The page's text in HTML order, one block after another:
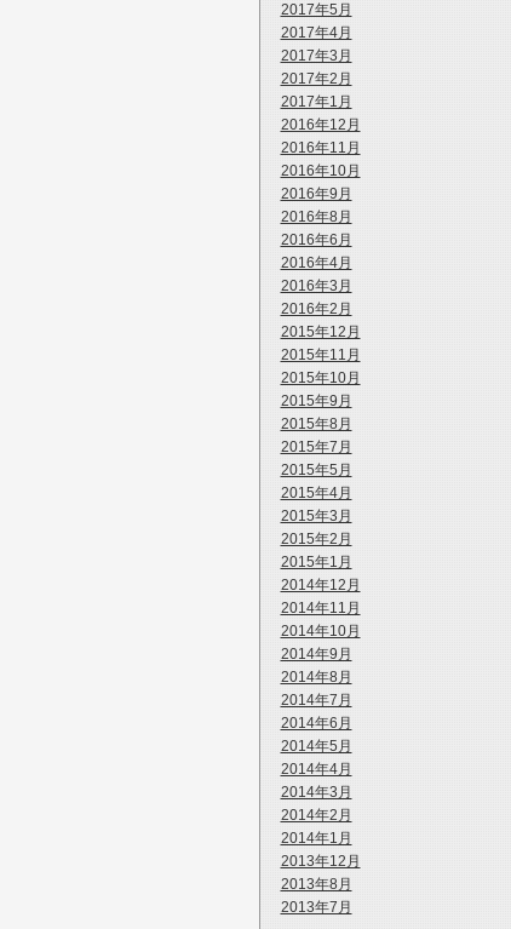
2017年5月
2017年4月
2017年3月
2017年2月
2017年1月
2016年12月
2016年11月
2016年10月
2016年9月
2016年8月
2016年6月
2016年4月
2016年3月
2016年2月
2015年12月
2015年11月
2015年10月
2015年9月
2015年8月
2015年7月
2015年5月
2015年4月
2015年3月
2015年2月
2015年1月
2014年12月
2014年11月
2014年10月
2014年9月
2014年8月
2014年7月
2014年6月
2014年5月
2014年4月
2014年3月
2014年2月
2014年1月
2013年12月
2013年8月
2013年7月